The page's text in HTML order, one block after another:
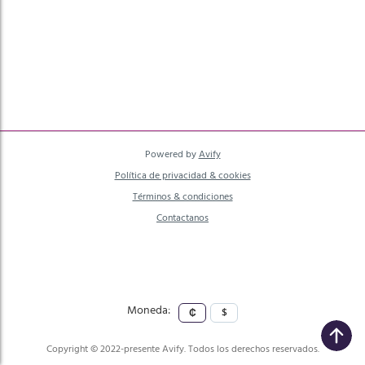
Powered byAvify
Política de privacidad & cookies
Términos & condiciones
Contactanos
Moneda: ₡ $
Copyright © 2022-presente Avify. Todos los derechos reservados.